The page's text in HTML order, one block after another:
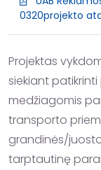
0320projekto
Projektas
siekiant
medžiagomis
transporto
grandinės/
tarptautinę